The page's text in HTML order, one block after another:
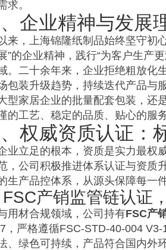
求。
企业精神与发展
来，上海锦隆纸制品始终坚守初
”的企业精神，践行“为客户生产
。二十余年来，企业拒绝粗放化
包装升级趋势，持续迭代产品与
型家居企业的批量配套包装，还
的工艺、稳定的品质、贴心的服
权威资质认证：
业立足的根本，资质是实力最权
，公司积极推进体系认证与资质
生产品控体系，从源头保障每一
FSC产销监管链认证
用材合规领域，公司持有FSC产
，严格遵循FSC-STD-40-004
、绿色可持续，产品符合国内外